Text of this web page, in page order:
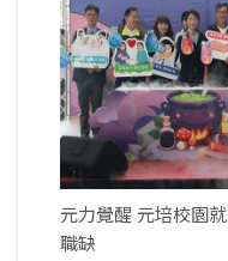
元力覺醒 元培校園
職缺